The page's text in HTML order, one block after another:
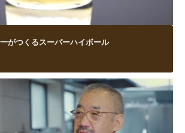
がつくるスーパーハイボール